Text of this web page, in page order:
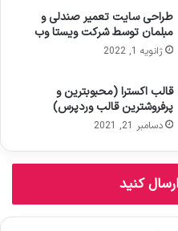
طراحی سایت تعمیر صندلی و
مبلمان توسط شرکت ویستا وب
ژانویه 1, 2022
قالب اکسترا (محبوبترین و
پرفروشترین قالب وردپرس)
دسامبر 21, 2021
کنید